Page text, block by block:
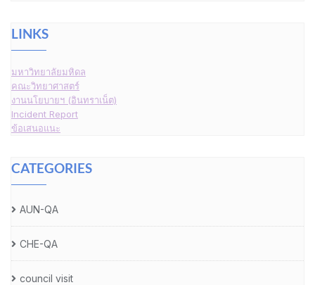
LINKS
มหาวิทยาลัยมหิดล
คณะวิทยาศาสตร์
งานนโยบายฯ (อินทราเน็ต)
Incident Report
ข้อเสนอแนะ
CATEGORIES
AUN-QA
CHE-QA
council visit